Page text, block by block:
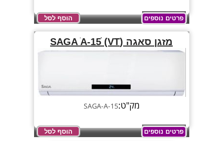
פרטים נוספים הוסף לסל
מזגן סאגה (SAGA ׁA-15ׂׂׂ (VT
מק"ט:SAGA-A-15
פרטים נוספים הוסף לסל